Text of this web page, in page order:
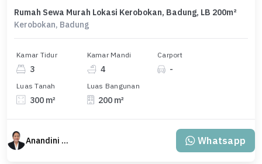
Rumah Sewa Murah Lokasi Kerobokan, Badung, LB 200m²
Kerobokan, Badung
Kamar Tidur
3
Kamar Mandi
4
Carport
-
Luas Tanah
300 m²
Luas Bangunan
200 m²
Anandini Property Whatsapp